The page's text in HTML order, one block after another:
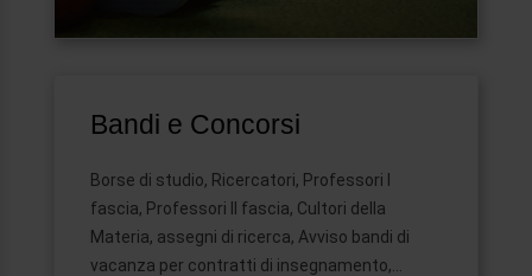
Bandi e Concorsi
Borse di studio, Ricercatori, Professori I
fascia, Professori II fascia, Cultori della
Materia, assegni di ricerca, Avviso bandi di
vacanza per contratti di insegnamento,…